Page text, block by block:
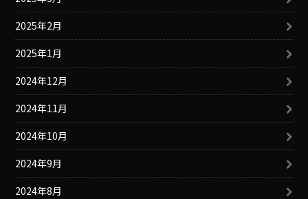
2025年2月
2025年1月
2024年12月
2024年11月
2024年10月
2024年9月
2024年8月